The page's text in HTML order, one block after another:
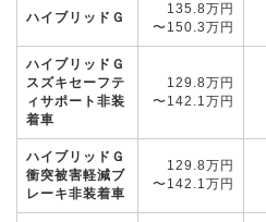
ハイブリッドＧ
135.8万円
〜150.3万円
ハイブリッドＧ
スズキセーフテ
ィサポート非装
着車
129.8万円
〜142.1万円
ハイブリッドＧ
衝突被害軽減ブ
レーキ非装着車
129.8万円
〜142.1万円